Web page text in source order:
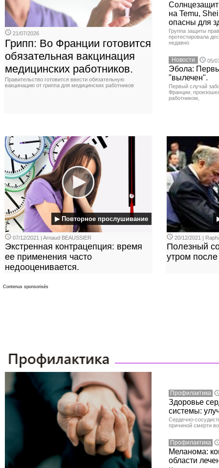
21/07/2026
Грипп: Во Франции готовится
обязательная вакцинация
медицинских работников.
Правительство готовится ввести обязательную
вакцинацию от гриппа для медицинских работников
на Temu,
опасны для
Группа защиты
протестировала
недавно
Новости 05/
Эбола:
"вылечен".
Первый случай
Франции,
работником,
▶ Повторное прослушивание
07/12/2021 | Arnaud BEAUSSIER
Экстренная контрацепция: время
ее применения часто
недооценивается.
20/12/2021 |
Полезный
утром
Contenus sponsorisés
Профилактика
Здоровье
системы:
Сердечно-
причиной смерти
Профилактика
Меланома:
области